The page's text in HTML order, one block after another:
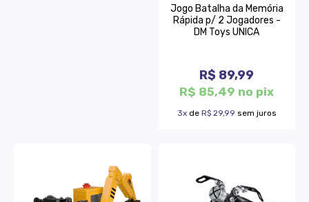
Jogo Batalha da Memória
Rápida p/ 2 Jogadores -
DM Toys UNICA
R$ 89,99
R$ 85,49 no pix
3xde R$ 29,99 sem juros